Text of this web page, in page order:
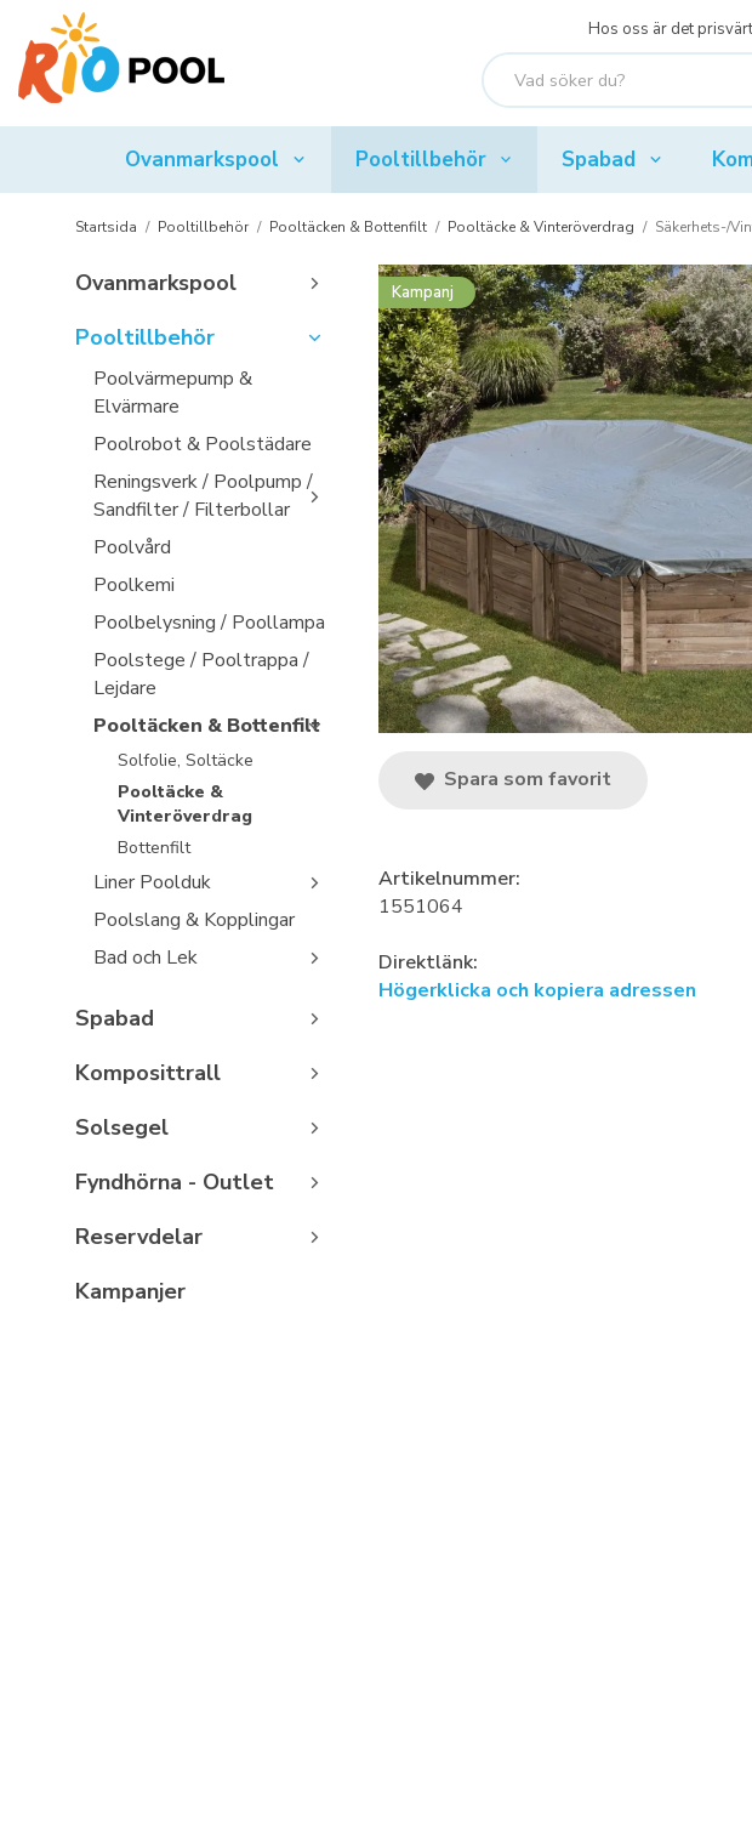
Hos oss är det
Ovanmarkspool Pooltillbehör Spabad
Startsida / Pooltillbehör / Pooltäcken & Bottenfilt / Pooltäcke & Vinteröverdrag / Säkerhets-/
Ovanmarkspool
Pooltillbehör
Poolvärmepump &
Elvärmare
Poolrobot & Poolstädare
Reningsverk / Poolpump /
Sandfilter / Filterbollar
Poolvård
Poolkemi
Poolbelysning / Poollampa
Poolstege / Pooltrappa /
Lejdare
Pooltäcken & Bottenfilt
Solfolie, Soltäcke
Pooltäcke &
Vinteröverdrag
Bottenfilt
Liner Poolduk
Poolslang & Kopplingar
Bad och Lek
Spabad
Komposittrall
Solsegel
Fyndhörna - Outlet
Reservdelar
Kampanjer
Kampanj
Spara som favorit
Artikelnummer:
1551064
Direktlänk:
Högerklicka och kopiera adressen